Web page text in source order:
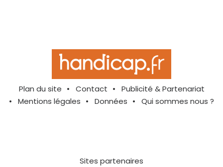
Plan du site Contact
Publicité & Partenariat
Mentions légales
Données Qui sommes nous ?
Sites partenaires